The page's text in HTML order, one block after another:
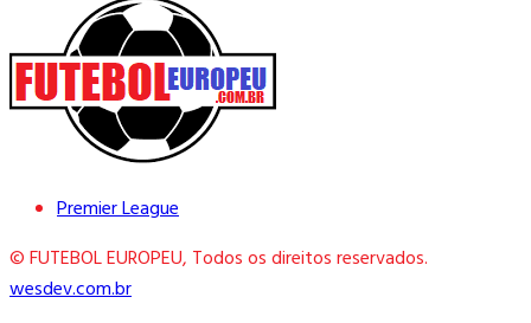
Premier League
© FUTEBOL EUROPEU, Todos os direitos reservados.
wesdev.com.br